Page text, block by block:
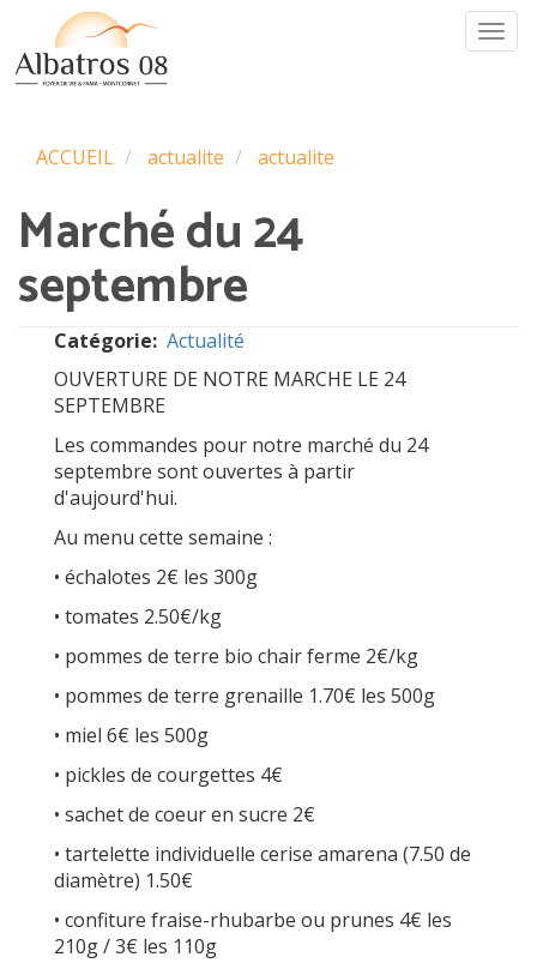
contenu
principal
ACCUEIL actualite actualite
Marché du 24
septembre
Catégorie Actualité
OUVERTURE DE NOTRE MARCHE LE 24
SEPTEMBRE
Les commandes pour notre marché du 24
septembre sont ouvertes à partir
d'aujourd'hui.
Au menu cette semaine :
• échalotes 2€ les 300g
• tomates 2.50€/kg
• pommes de terre bio chair ferme 2€/kg
• pommes de terre grenaille 1.70€ les 500g
• miel 6€ les 500g
• pickles de courgettes 4€
• sachet de coeur en sucre 2€
• tartelette individuelle cerise amarena (7.50 de
diamètre) 1.50€
• confiture fraise-rhubarbe ou prunes 4€ les
210g / 3€ les 110g